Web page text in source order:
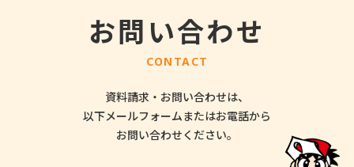
お問い合わせ
CONTACT
資料請求・お問い合わせは、
以下メールフォームまたはお電話から
お問い合わせください。